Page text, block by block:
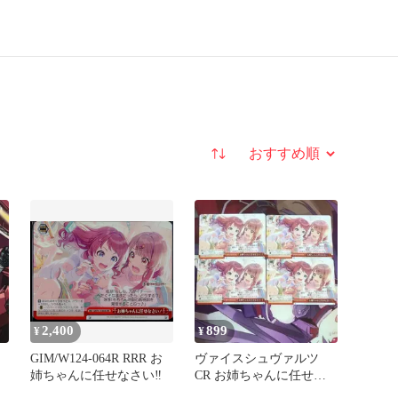
並び替え
¥ 2,400
GIM/W124-064R RRR お
姉ちゃんに任せなさい‼
¥899
ヴァイスシュヴァルツ
CR お姉ちゃんに任せな